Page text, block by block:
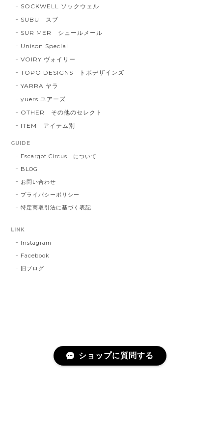
SOCKWELL ソックウェル
SUBU スブ
SUR MER シュールメール
Unison Special
VOIRY ヴォイリー
TOPO DESIGNS トポデザインズ
YARRA ヤラ
yuers ユアーズ
OTHER その他のセレクト
ITEM アイテム別
GUIDE
Escargot Circus について
BLOG
お問い合わせ
プライバシーポリシー
特定商取引法に基づく表記
LINK
Instagram
Facebook
旧ブログ
ショップに質問する